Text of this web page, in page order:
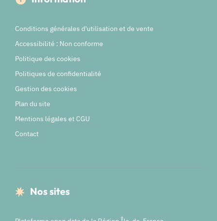
Conditions générales d'utilisation et de vente
Accessibilité : Non conforme
Politique des cookies
Politiques de confidentialité
Gestion des cookies
Plan du site
Mentions légales et CGU
Contact
Nos sites